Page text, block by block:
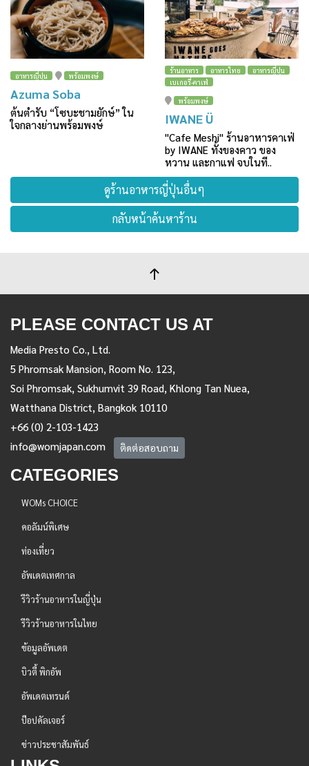
อาหารญี่ปุ่น พร้อมพงษ์
Azuma Soba
ต้นตำรับ “โซบะชามยักษ์” ใน
ใจกลางย่านพร้อมพงษ์
ร้านอาหาร อาหารไทย
อาหารญี่ปุ่น
เบเกอรี่-คาเฟ่
พร้อมพงษ์
IWANE Ü
"Cafe Meshi" ร้านอาหารคาเฟ่
by IWANE ทั้งของคาว ของ
หวาน และกาแฟ จบในที..
ดูร้านอาหารญี่ปุ่นอื่นๆ
กลับหน้าค้นหาร้าน
PLEASE CONTACT US AT
Media Presto Co., Ltd.
5 Phromsak Mansion, Room No. 123,
Soi Phromsak, Sukhumvit 39 Road, Khlong Tan Nuea,
Watthana District, Bangkok 10110
+66 (0) 2-103-1423
info@womjapan.com
ติดต่อสอบถาม
CATEGORIES
WOMs CHOICE
คอลัมน์พิเศษ
ท่องเที่ยว
อัพเดตเทศกาล
รีวิวร้านอาหารในญี่ปุ่น
รีวิวร้านอาหารในไทย
ข้อมูลอัพเดต
บิวตี้ พิกอัพ
อัพเดตเทรนด์
ป๊อปคัลเจอร์
ข่าวประชาสัมพันธ์